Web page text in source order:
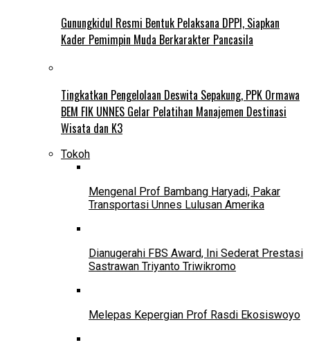
Gunungkidul Resmi Bentuk Pelaksana DPPI, Siapkan
Kader Pemimpin Muda Berkarakter Pancasila
Tingkatkan Pengelolaan Deswita Sepakung, PPK Ormawa
BEM FIK UNNES Gelar Pelatihan Manajemen Destinasi
Wisata dan K3
Tokoh
Mengenal Prof Bambang Haryadi, Pakar
Transportasi Unnes Lulusan Amerika
Dianugerahi FBS Award, Ini Sederat Prestasi
Sastrawan Triyanto Triwikromo
Melepas Kepergian Prof Rasdi Ekosiswoyo